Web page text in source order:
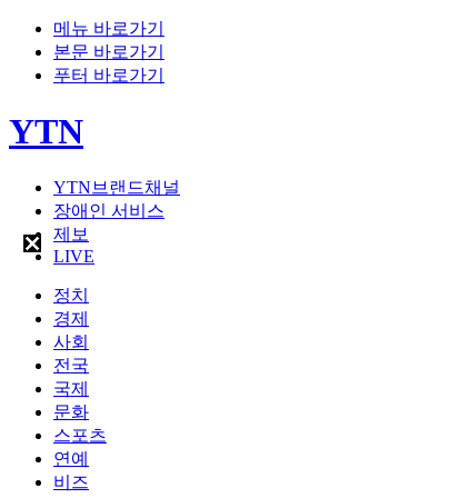
메뉴 바로가기
본문 바로가기
푸터 바로가기
YTN
YTN브랜드채널
장애인 서비스
제보
LIVE
정치
경제
사회
전국
국제
문화
스포츠
연예
비즈